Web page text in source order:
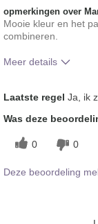
opmerkingen over
Mooie kleur en het
combineren.
Meer details
met andere door je
decoratieve make-
Laatste regel Ja, ik
Was deze
0 0
Deze beoordeling